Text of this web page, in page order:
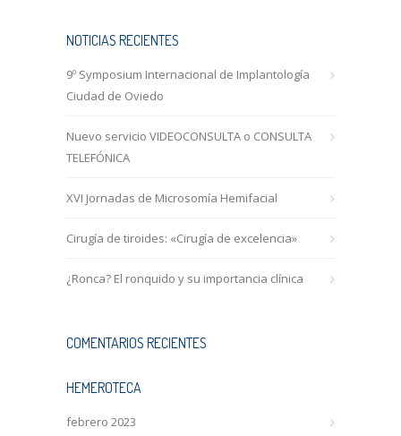
NOTICIAS RECIENTES
9º Symposium Internacional de Implantología
Ciudad de Oviedo
Nuevo servicio VIDEOCONSULTA o CONSULTA
TELEFÓNICA
XVI Jornadas de Microsomía Hemifacial
Cirugía de tiroides: «Cirugía de excelencia»
¿Ronca? El ronquido y su importancia clínica
COMENTARIOS RECIENTES
HEMEROTECA
febrero 2023